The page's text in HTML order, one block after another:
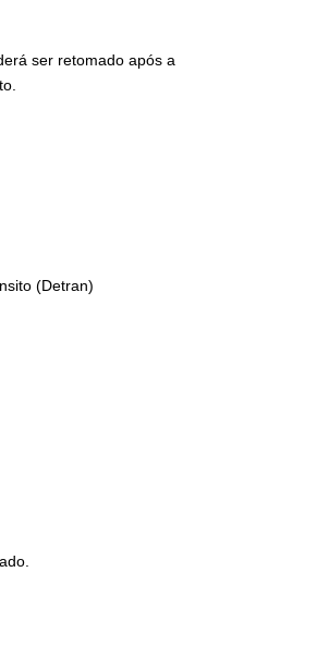
ser retomado após a
(Detran)